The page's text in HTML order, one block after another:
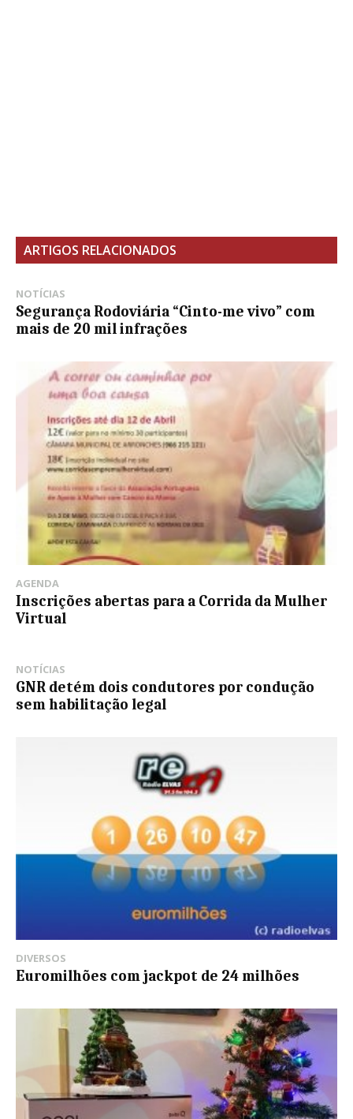
ARTIGOS RELACIONADOS
NOTÍCIAS
Segurança Rodoviária “Cinto-me vivo” com
mais de 20 mil infrações
AGENDA
Inscrições abertas para a Corrida da Mulher
Virtual
NOTÍCIAS
GNR detém dois condutores por condução
sem habilitação legal
DIVERSOS
Euromilhões com jackpot de 24 milhões